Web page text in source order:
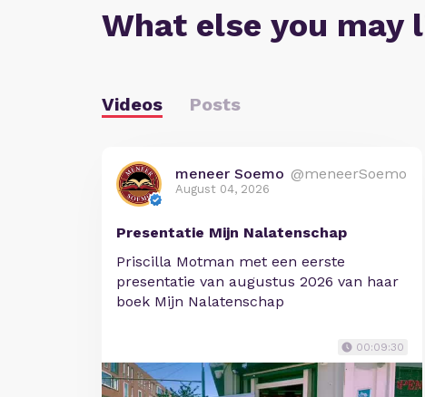
What else you may
Videos Posts
meneer Soemo @meneerSoemo
August 04, 2026
Presentatie Mijn Nalatenschap
Priscilla Motman met een eerste
presentatie van augustus 2026 van haar
boek Mijn Nalatenschap
00:09:30